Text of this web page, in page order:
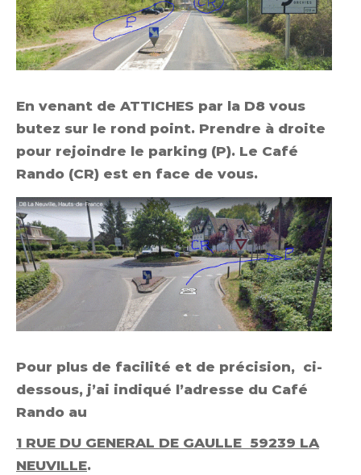
En venant de ATTICHES par la D8 vous
butez sur le rond point. Prendre à droite
pour rejoindre le parking (P). Le Café
Rando (CR) est en face de vous.
Pour plus de facilité et de précision, ci-
dessous, j’ai indiqué l’adresse du Café
Rando au
1 RUE DU GENERAL DE GAULLE 59239 LA
NEUVILLE.